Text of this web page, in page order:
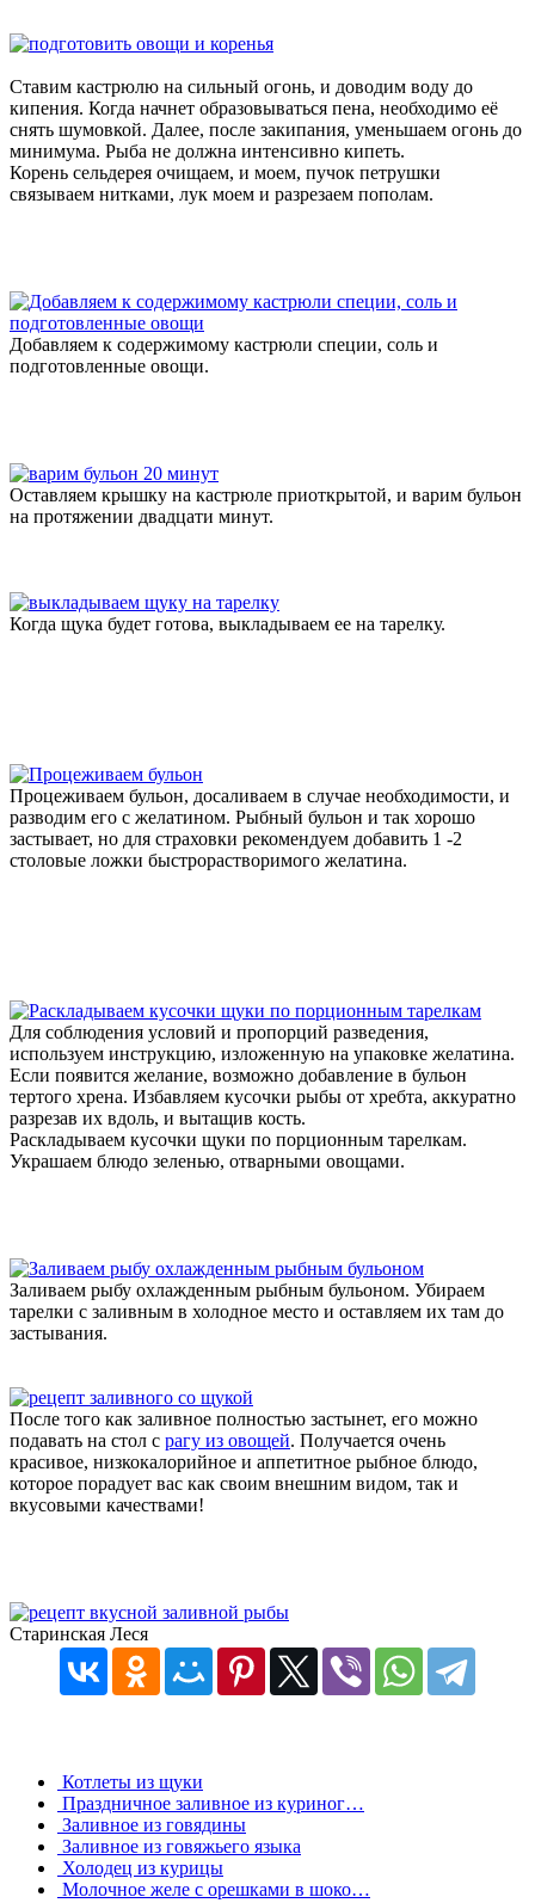
Ставим кастрюлю на сильный огонь, и доводим воду до
кипения. Когда начнет образовываться пена, необходимо её
снять шумовкой. Далее, после закипания, уменьшаем огонь до
минимума. Рыба не должна интенсивно кипеть.
Корень сельдерея очищаем, и моем, пучок петрушки
связываем нитками, лук моем и разрезаем пополам.
Добавляем к содержимому кастрюли специи, соль и
подготовленные овощи.
Оставляем крышку на кастрюле приоткрытой, и варим бульон
на протяжении двадцати минут.
Когда щука будет готова, выкладываем ее на тарелку.
Процеживаем бульон, досаливаем в случае необходимости, и
разводим его с желатином. Рыбный бульон и так хорошо
застывает, но для страховки рекомендуем добавить 1 -2
столовые ложки быстрорастворимого желатина.
Для соблюдения условий и пропорций разведения,
используем инструкцию, изложенную на упаковке желатина.
Если появится желание, возможно добавление в бульон
тертого хрена. Избавляем кусочки рыбы от хребта, аккуратно
разрезав их вдоль, и вытащив кость.
Раскладываем кусочки щуки по порционным тарелкам.
Украшаем блюдо зеленью, отварными овощами.
Заливаем рыбу охлажденным рыбным бульоном. Убираем
тарелки с заливным в холодное место и оставляем их там до
застывания.
После того как заливное полностью застынет, его можно
подавать на стол с рагу из овощей. Получается очень
красивое, низкокалорийное и аппетитное рыбное блюдо,
которое порадует вас как своим внешним видом, так и
вкусовыми качествами!
Старинская Леся
Котлеты из щуки
Праздничное заливное из куриног…
Заливное из говядины
Заливное из говяжьего языка
Холодец из курицы
Молочное желе с орешками в шоко…